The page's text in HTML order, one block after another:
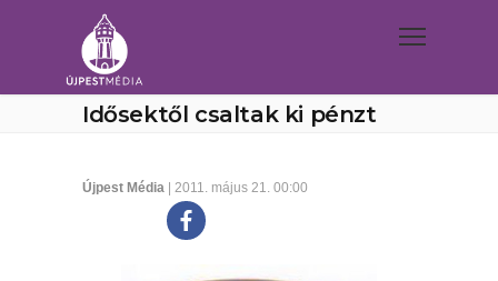
Idősektől csaltak ki pénzt
Újpest Média | 2011. május 21. 00:00